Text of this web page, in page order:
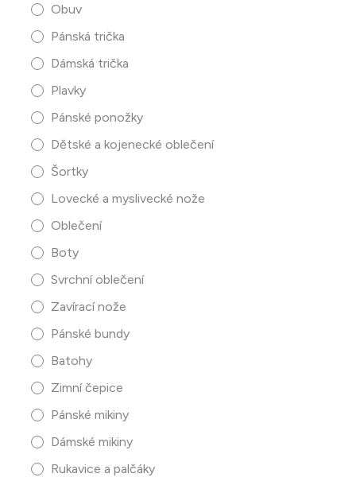
Obuv
Pánská trička
Dámská trička
Plavky
Pánské ponožky
Dětské a kojenecké oblečení
Šortky
Lovecké a myslivecké nože
Oblečení
Boty
Svrchní oblečení
Zavírací nože
Pánské bundy
Batohy
Zimní čepice
Pánské mikiny
Dámské mikiny
Rukavice a palčáky